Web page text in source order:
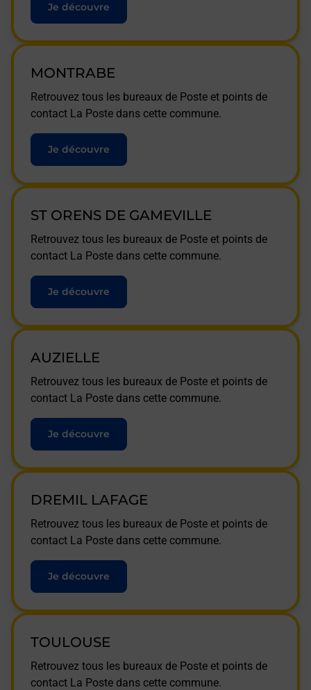
Je découvre
MONTRABE
Retrouvez tous les bureaux de Poste et points de
contact La Poste dans cette commune.
Je découvre
ST ORENS DE GAMEVILLE
Retrouvez tous les bureaux de Poste et points de
contact La Poste dans cette commune.
Je découvre
AUZIELLE
Retrouvez tous les bureaux de Poste et points de
contact La Poste dans cette commune.
Je découvre
DREMIL LAFAGE
Retrouvez tous les bureaux de Poste et points de
contact La Poste dans cette commune.
Je découvre
TOULOUSE
Retrouvez tous les bureaux de Poste et points de
contact La Poste dans cette commune.